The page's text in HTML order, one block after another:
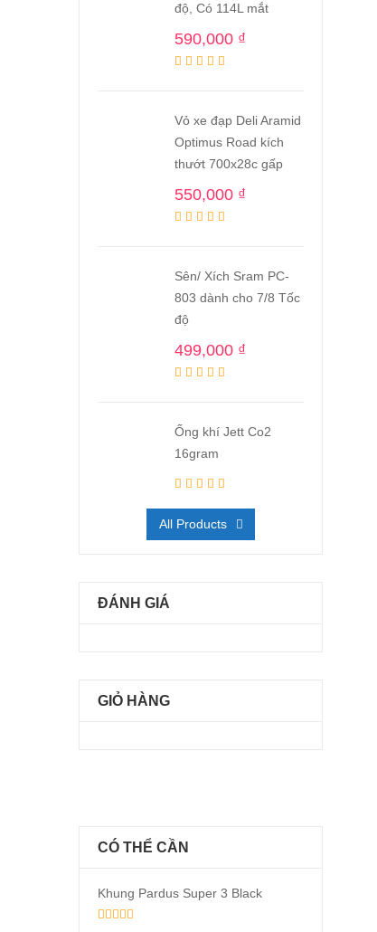
độ, Có 114L mắt
590,000 ₫
Vỏ xe đạp Deli Aramid
Optimus Road kích
thướt 700x28c gấp
550,000 ₫
Sên/ Xích Sram PC-
803 dành cho 7/8 Tốc
độ
499,000 ₫
Ống khí Jett Co2
16gram
All Products
ĐÁNH GIÁ
GIỎ HÀNG
CÓ THỂ CẦN
Khung Pardus Super 3 Black